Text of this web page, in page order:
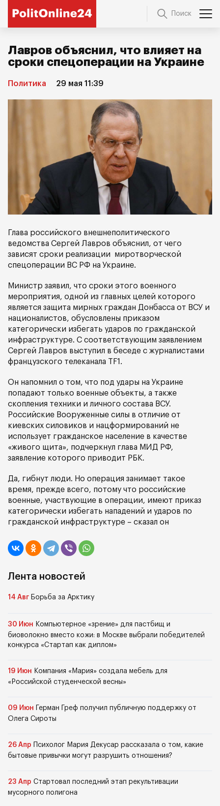
Поиск
Лавров объяснил, что влияет на
сроки спецоперации на Украине
Политика 29 мая 11:39
Глава российского внешнеполитического
ведомства Сергей Лавров объяснил, от чего
зависят сроки реализации миротворческой
спецоперации ВС РФ на Украине.
Министр заявил, что сроки этого военного
мероприятия, одной из главных целей которого
является защита мирных граждан Донбасса от ВСУ и
националистов, обусловлены приказом
категорически избегать ударов по гражданской
инфраструктуре. С соответствующим заявлением
Сергей Лавров выступил в беседе с журналистами
французского телеканала TF1.
Он напомнил о том, что под удары на Украине
попадают только военные объекты, а также
скопления техники и личного состава ВСУ.
Российские Вооруженные силы в отличие от
киевских силовиков и нацформирований не
использует гражданское население в качестве
«живого щита», подчеркнул глава МИД РФ,
заявление которого приводит РБК.
Да, гибнут люди. Но операция занимает такое
время, прежде всего, потому что российские
военные, участвующие в операции, имеют приказ
категорически избегать нападений и ударов по
гражданской инфраструктуре – сказал он
Лента новостей
14 Авг Борьба за Арктику
30 Июн Компьютерное «зрение» для пастбищ и
биоволокно вместо кожи: в Москве выбрали победителей
конкурса «Стартап как диплом»
19 Июн Компания «Мария» создала мебель для
«Российской студенческой весны»
09 Июн
Герман Греф получил публичную поддержку от
Олега Сироты
26 Апр
Психолог Мария Декусар рассказала о том, какие
бытовые привычки могут разрушить отношения?
23 Апр Стартовал последний этап рекультивации
мусорного полигона